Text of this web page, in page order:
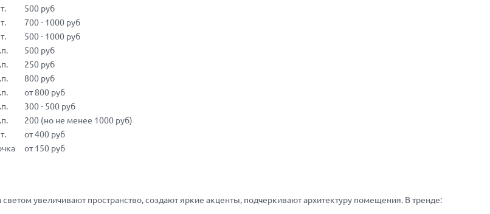
500 руб
700 - 1000 руб
500 - 1000 руб
500 руб
250 руб
800 руб
от 800 руб
300 - 500 руб
200 (но не менее 1000 руб)
от 400 руб
от 150 руб
увеличивают пространство, создают яркие акценты, подчеркивают архитектуру помещения. В тренде: